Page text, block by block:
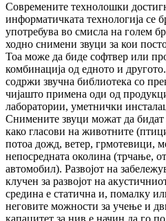
Современите технолошки
информатичката технологија се
употребува во смис­ла на голем
ходно снимени звуци за кои
Тоа може да би­де софтвер или
комбинација од едното и другото.
содржи звучна биб­лиотека со
чијашто примена оди од
лаборатории, умет­нич­ки
Сни­мените звуци можат да
како гласови на жи­вот­ни­те
по­­тоа дожд, ветер, грмотевици,
непосредната околина (трча­ње,
автомобил). Раз­војот на
клучен за развојот на
средина е ста­тич­на и, помалку
неговите можности за учење и